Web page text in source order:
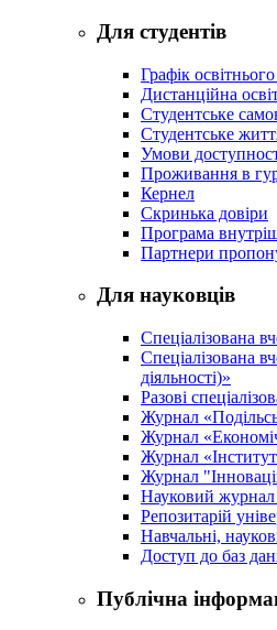
Для студентів
Графік
Дистанційна
Студентське
Студентське
Умови
Проживання в
Кернел
Скринька довіри
Програма
Партнери
Для науковців
Спеціалізована
Спеціалізована
діяльності)»
Разові
Журнал
Журнал
Журнал «Інститут
Журнал
Науковий журнал
Репозитарій
Навчальні,
Доступ до баз
Публічна